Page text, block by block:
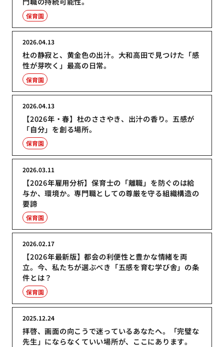
保育園
杜の静寂と、黄金色の出汁。大和高田で見つけた「感
性が芽吹く」最高の日常。
2026.04.13
保育園
【2026年・春】杜のささやき、出汁の香り。五感が
「自分」を創る場所。
2026.04.13
保育園
【2026年雇用分析】保育士の「離職」を防ぐのは給
与か、環境か。専門職としての尊厳を守る組織構造の
要諦
2026.03.11
保育園
【2026年最新版】都会の利便性と豊かな情緒を両
立。今、私たちが選ぶべき「五感を育む学び舎」の条
件とは？
2026.02.17
保育園
拝啓、画面の向こうで迷っているあなたへ。「完璧な
先生」にならなくていい場所が、ここにあります。
2025.12.24